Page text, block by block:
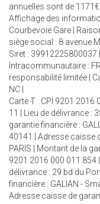
annuelles sont de 1171€.
Affichage des
Courbevoie Gare |
siège social : 8 avenue
Siret : 39912225800037
Intracommunautaire :
responsabilité limitée |
NC |
Carte T : CPI 9201 2016
11 | Lieu de délivrance :
garantie financière :
40141 | Adresse caisse
PARIS | Montant de la
9201 2016 000 011 854
délivrance : 29 bd du
financière : GALIAN -
Adresse caisse de